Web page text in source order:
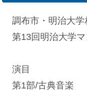
調布市・明治大学
第13回明治大学
演目
第1部/古典音楽